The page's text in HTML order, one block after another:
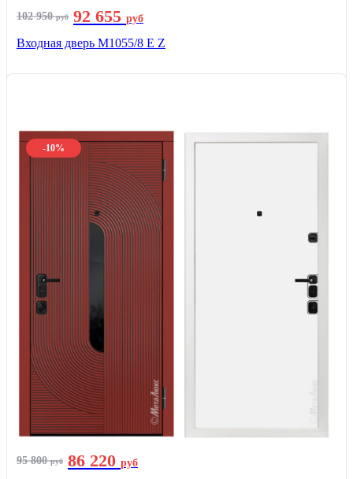
102 950руб 92 655 руб
Входная дверь М1055/8 Е Z
-10%
95 800руб 86 220 руб